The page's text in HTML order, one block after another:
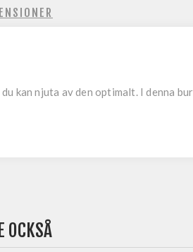
kan njuta av den optimalt. I denna
OCKSÅ